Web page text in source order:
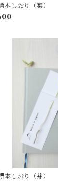
本しおり（葉）
本しおり（芽）